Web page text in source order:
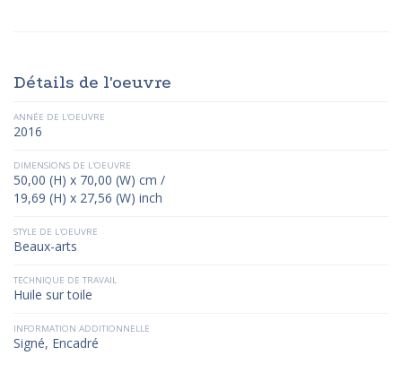
Détails de l'oeuvre
ANNÉE DE L'OEUVRE
2016
DIMENSIONS DE L'OEUVRE
50,00 (H) x 70,00 (W) cm /
19,69 (H) x 27,56 (W) inch
STYLE DE L'OEUVRE
Beaux-arts
TECHNIQUE DE TRAVAIL
Huile sur toile
INFORMATION ADDITIONNELLE
Signé, Encadré